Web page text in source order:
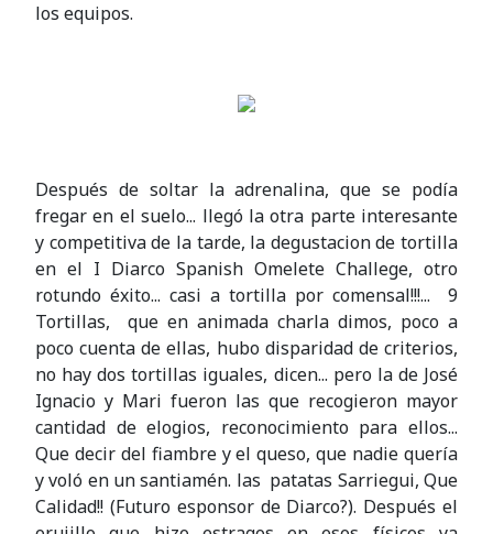
los equipos.
Después de soltar la adrenalina, que se podía
fregar en el suelo... llegó la otra parte interesante
y competitiva de la tarde, la degustacion de tortilla
en el I Diarco Spanish Omelete Challege, otro
rotundo éxito... casi a tortilla por comensal!!!... 9
Tortillas, que en animada charla dimos, poco a
poco cuenta de ellas, hubo disparidad de criterios,
no hay dos tortillas iguales, dicen... pero la de José
Ignacio y Mari fueron las que recogieron mayor
cantidad de elogios, reconocimiento para ellos...
Que decir del fiambre y el queso, que nadie quería
y voló en un santiamén. las patatas Sarriegui, Que
Calidad!! (Futuro esponsor de Diarco?). Después el